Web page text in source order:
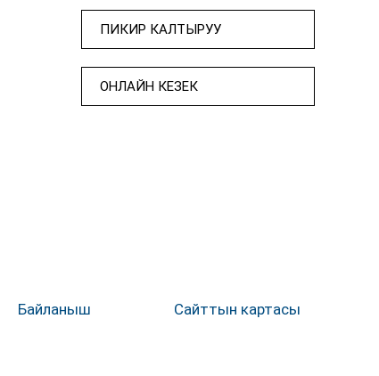
ПИКИР КАЛТЫРУУ
ОНЛАЙН КЕЗЕК
Байланыш Сайттын картасы